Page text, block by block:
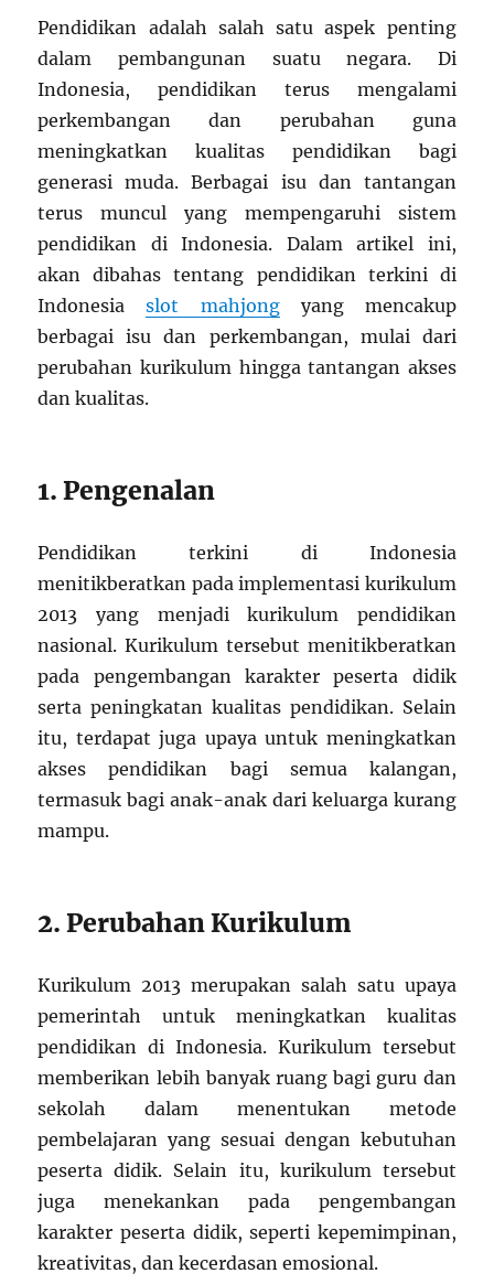
Pendidikan adalah salah satu aspek penting
dalam pembangunan suatu negara. Di
Indonesia, pendidikan terus mengalami
perkembangan dan perubahan guna
meningkatkan kualitas pendidikan bagi
generasi muda. Berbagai isu dan tantangan
terus muncul yang mempengaruhi sistem
pendidikan di Indonesia. Dalam artikel ini,
akan dibahas tentang pendidikan terkini di
Indonesiaslot mahjongyang mencakup
berbagai isu dan perkembangan, mulai dari
perubahan kurikulum hingga tantangan akses
dan kualitas.
1. Pengenalan
Pendidikan terkini di Indonesia
menitikberatkan pada implementasi kurikulum
2013 yang menjadi kurikulum pendidikan
nasional. Kurikulum tersebut menitikberatkan
pada pengembangan karakter peserta didik
serta peningkatan kualitas pendidikan. Selain
itu, terdapat juga upaya untuk meningkatkan
akses pendidikan bagi semua kalangan,
termasuk bagi anak-anak dari keluarga kurang
mampu.
2. Perubahan Kurikulum
Kurikulum 2013 merupakan salah satu upaya
pemerintah untuk meningkatkan kualitas
pendidikan di Indonesia. Kurikulum tersebut
memberikan lebih banyak ruang bagi guru dan
sekolah dalam menentukan metode
pembelajaran yang sesuai dengan kebutuhan
peserta didik. Selain itu, kurikulum tersebut
juga menekankan pada pengembangan
karakter peserta didik, seperti kepemimpinan,
kreativitas, dan kecerdasan emosional.